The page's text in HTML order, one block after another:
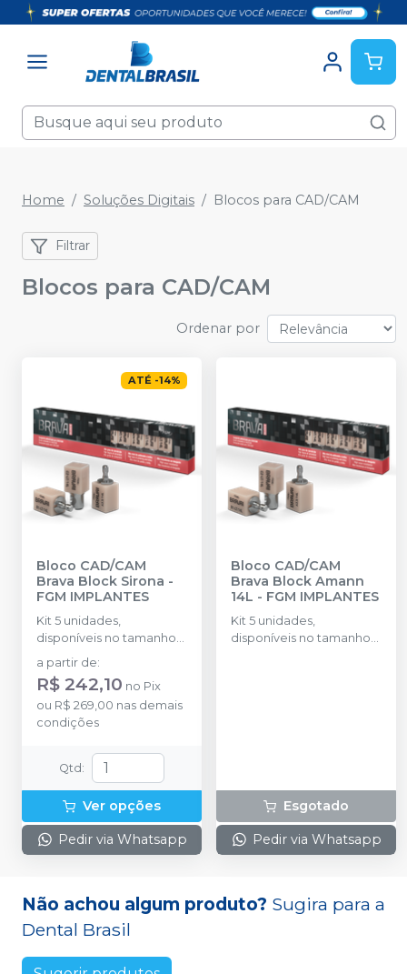
Home Soluções Digitais Blocos para CAD/CAM
Filtrar
Blocos para CAD/CAM
Ordenar por
ATÉ -14%
Bloco CAD/CAM
Brava Block Sirona -
FGM IMPLANTES
Kit 5 unidades,
disponíveis no tamanho
a partir de:
R$ 242,10 no Pix
ou R$ 269,00 nas demais
condições
Qtd :
Ver opções
Pedir via Whatsapp
Bloco CAD/CAM
Brava Block Amann
14L - FGM IMPLANTES
Kit 5 unidades,
disponíveis no tamanho
Esgotado
Pedir via Whatsapp
Não achou algum produto? Sugira para a
Dental Brasil